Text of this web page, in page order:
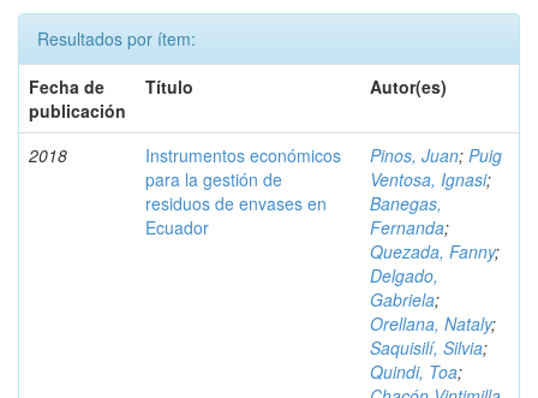
Resultados por ítem:
Fecha de
publicación
Título Autor(es)
2018
Instrumentos económicos
para la gestión de
residuos de envases en
Ecuador
Pinos, Juan; Puig
Ventosa, Ignasi;
Banegas,
Fernanda;
Quezada, Fanny;
Delgado,
Gabriela;
Orellana, Nataly;
Saquisilí, Silvia;
Quindi, Toa;